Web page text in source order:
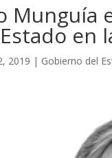
Munguía
en
2019 | Gobierno del